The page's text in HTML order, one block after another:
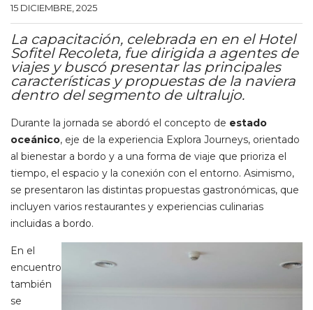
15 DICIEMBRE, 2025
La capacitación, celebrada en en el Hotel
Sofitel Recoleta, fue dirigida a agentes de
viajes y buscó presentar las principales
características y propuestas de la naviera
dentro del segmento de ultralujo.
Durante la jornada se abordó el concepto de estado
oceánico, eje de la experiencia Explora Journeys, orientado
al bienestar a bordo y a una forma de viaje que prioriza el
tiempo, el espacio y la conexión con el entorno. Asimismo,
se presentaron las distintas propuestas gastronómicas, que
incluyen varios restaurantes y experiencias culinarias
incluidas a bordo.
En el
encuentro
también
se